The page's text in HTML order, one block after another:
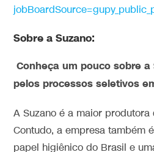
Sobre a Suzano:
Conheça um pouco sobre
pelos processos seletivos
A Suzano é a maior
Contudo, a empresa também
papel higiênico do Brasil e